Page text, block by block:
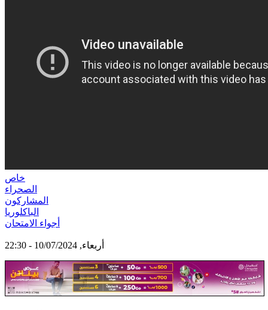
خاص
الصحراء
المشاركون
الباكلوريا
أجواء الامتحان
أربعاء, 10/07/2024 - 22:30